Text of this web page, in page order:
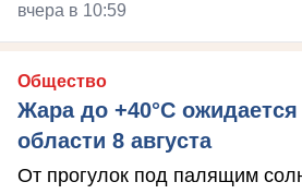
вчера в 10:59
Общество
Жара до +40°С
области 8 августа
От прогулок под палящим